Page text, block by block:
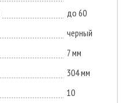
до 60
черный
7 мм
304 мм
10